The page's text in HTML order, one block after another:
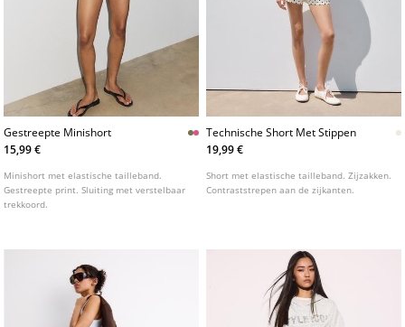
Gestreepte Minishort
15,99 €
Minishort met elastische tailleband.
Gestreepte print. Sluiting met verstelbaar
trekkoord.
Technische Short Met Stippen
19,99 €
Short met elastische tailleband. Zijzakken.
Contraststrepen aan de zijkanten.